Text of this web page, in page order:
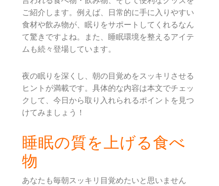
ご紹介します。例えば、日常的に手に入りやすい
食材や飲み物が、眠りをサポートしてくれるなん
て驚きですよね。また、睡眠環境を整えるアイテ
ムも続々登場しています。
夜の眠りを深くし、朝の目覚めをスッキリさせる
ヒントが満載です。具体的な内容は本文でチェッ
クして、今日から取り入れられるポイントを見つ
けてみましょう！
睡眠の質を上げる食べ
物
あなたも毎朝スッキリ目覚めたいと思いません